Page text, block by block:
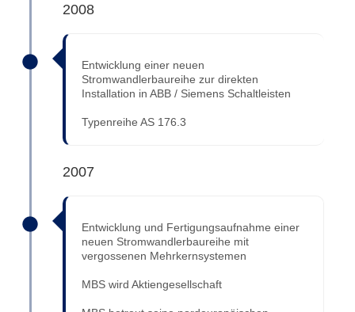
2008
Entwicklung einer neuen
Stromwandlerbaureihe zur direkten
Installation in ABB / Siemens Schaltleisten
Typenreihe AS 176.3
2007
Entwicklung und Fertigungsaufnahme einer
neuen Stromwandlerbaureihe mit
vergossenen Mehrkernsystemen
MBS wird Aktiengesellschaft